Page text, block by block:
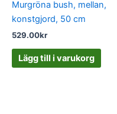
Murgröna bush, mellan,
konstgjord, 50 cm
529.00kr
Lägg till i varukorg